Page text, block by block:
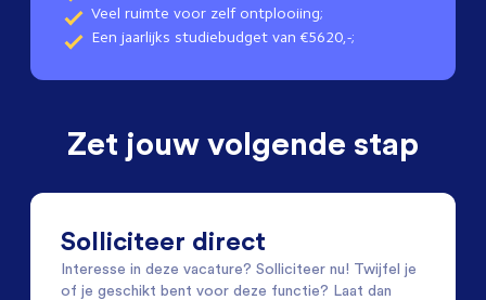
Veel ruimte voor zelf ontplooiing;
Een jaarlijks studiebudget van €5620,-;
Zet jouw volgende stap
Solliciteer direct
Interesse in deze vacature? Solliciteer nu! Twijfel je
of je geschikt bent voor deze functie? Laat dan